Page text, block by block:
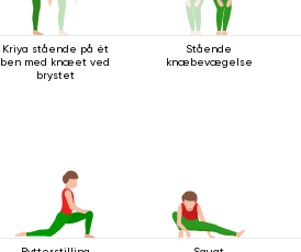
Kriya stående på ét
ben med knæet ved
brystet
Stående
knæbevægelse